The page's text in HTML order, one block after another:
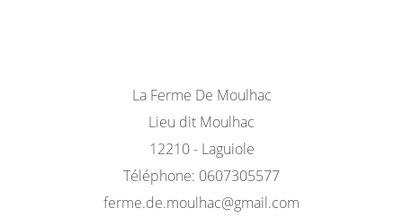
La Ferme De Moulhac
Lieu dit Moulhac
12210 - Laguiole
Téléphone: 0607305577
ferme.de.moulhac@gmail.com